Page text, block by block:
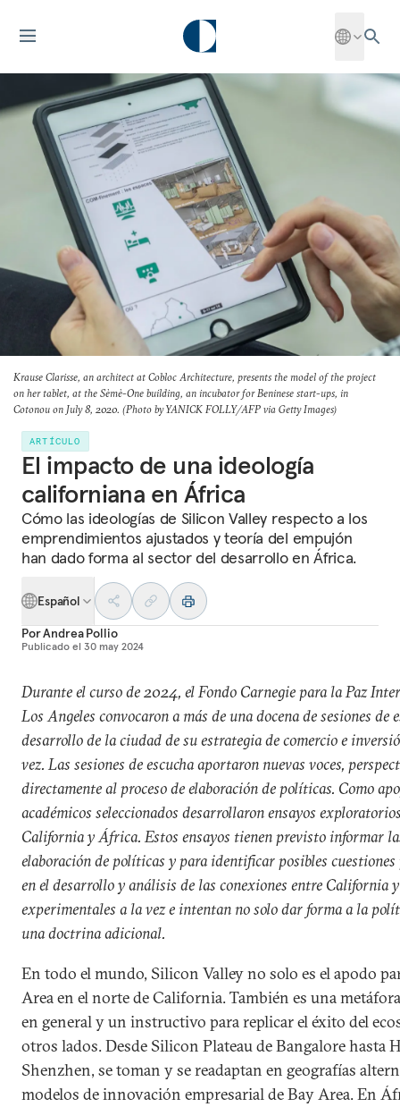
Krause Clarisse, an architect at Cobloc Architecture, presents the model of the project
on her tablet, at the Sèmè-One building, an incubator for Beninese start-ups, in
Cotonou on July 8, 2020. (Photo by YANICK FOLLY/AFP via Getty Images)
ARTÍCULO
El impacto de una ideología
californiana en África
Cómo las ideologías de Silicon Valley respecto a los
emprendimientos ajustados y teoría del empujón
han dado forma al sector del desarrollo en África.
Español
PorAndrea Pollio
Publicado el 30 may 2024
Durante el curso de 2024, el Fondo Carnegie para la Paz
Los Angeles convocaron a más de una docena de sesiones de
desarrollo de la ciudad de su estrategia de comercio e
vez. Las sesiones de escucha aportaron nuevas voces,
directamente al proceso de elaboración de políticas. Como
académicos seleccionados desarrollaron ensayos
California y África. Estos ensayos tienen previsto informar
elaboración de políticas y para identificar posibles
en el desarrollo y análisis de las conexiones entre California
experimentales a la vez e intentan no solo dar forma a la
una doctrina adicional.
En todo el mundo, Silicon Valley no solo es el apodo
Area en el norte de California. También es una
en general y un instructivo para replicar el éxito del
otros lados. Desde Silicon Plateau de Bangalore hasta
Shenzhen, se toman y se readaptan en geografías
modelos de innovación empresarial de Bay Area. En